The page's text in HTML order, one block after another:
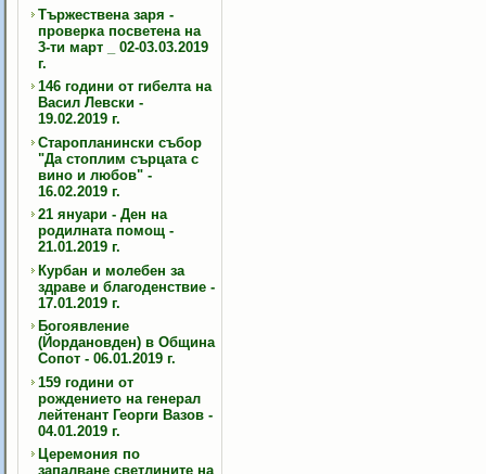
Тържествена заря -
проверка посветена на
3-ти март _ 02-03.03.2019
г.
146 години от гибелта на
Васил Левски -
19.02.2019 г.
Старопланински събор
"Да стоплим сърцата с
вино и любов" -
16.02.2019 г.
21 януари - Ден на
родилната помощ -
21.01.2019 г.
Курбан и молебен за
здраве и благоденствие -
17.01.2019 г.
Богоявление
(Йордановден) в Община
Сопот - 06.01.2019 г.
159 години от
рождението на генерал
лейтенант Георги Вазов -
04.01.2019 г.
Церемония по
запалване светлините на